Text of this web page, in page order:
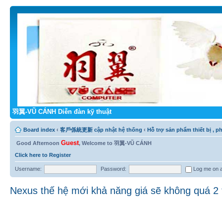
羽翼-VŨ CÁNH Diễn đàn kỹ thuật
Board index ‹ 客戶係統更新 cập nhật hệ thống ‹ Hỗ trợ sản phẩm thiết bị ,
Good Afternoon Guest, Welcome to 羽翼-VŨ CÁNH
Click here to Register
Username: Password: Log me on
Nexus thế hệ mới khả năng giá sẽ không quá 2